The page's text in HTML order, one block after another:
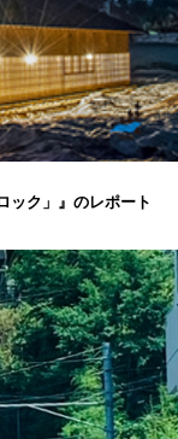
ック」』のレポート